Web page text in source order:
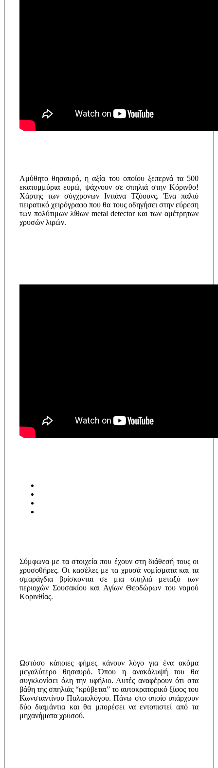
Αμύθητο θησαυρό, η αξία του οποίου ξεπερνά τα 500
εκατομμύρια ευρώ, ψάχνουν σε σπηλιά στην Κόρινθο!
Xάρτης των σύγχρονων Ιντιάνα Τζόουνς. Ένα παλιό
πειρατικό χειρόγραφο που θα τους οδηγήσει στην εύρεση
των πολύτιμων λίθων metal detector και των αμέτρητων
χρυσών λιρών.
Σύμφωνα με τα στοιχεία που έχουν στη διάθεσή τους οι
χρυσοθήρες. Οι κασέλες με τα χρυσά νομίσματα και τα
σμαράγδια βρίσκονται σε μια σπηλιά μεταξύ των
περιοχών Σουσακίου και Αγίων Θεοδώρων του νομού
Κορινθίας.
Ωστόσο κάποιες φήμες κάνουν λόγο για ένα ακόμα
μεγαλύτερο θησαυρό. Όπου η ανακάλυψή του θα
συγκλονίσει όλη την υφήλιο. Αυτές αναφέρουν ότι στα
βάθη της σπηλιάς “κρύβεται” το αυτοκρατορικό ξίφος του
Κωνσταντίνου Παλαιολόγου. Πάνω στο οποίο υπάρχουν
δύο διαμάντια και θα μπορέσει να εντοπιστεί από τα
μηχανήματα χρυσού.